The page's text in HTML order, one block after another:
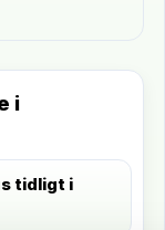
i
tidligt i